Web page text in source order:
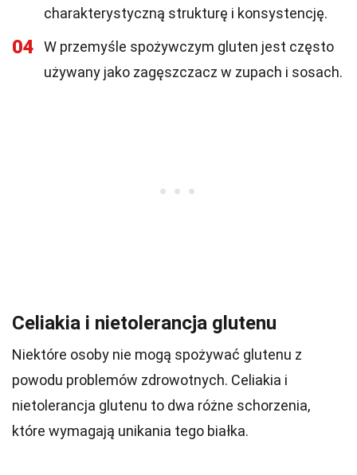
charakterystyczną strukturę i konsystencję.
04
W przemyśle spożywczym gluten jest często
używany jako zagęszczacz w zupach i sosach.
Celiakia i nietolerancja glutenu
Niektóre osoby nie mogą spożywać glutenu z
powodu problemów zdrowotnych. Celiakia i
nietolerancja glutenu to dwa różne schorzenia,
które wymagają unikania tego białka.